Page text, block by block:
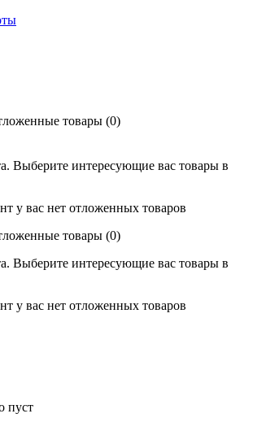
товары (0)
Выберите интересующие вас товары в
у вас нет отложенных товаров
товары (0)
Выберите интересующие вас товары в
у вас нет отложенных товаров
пуст